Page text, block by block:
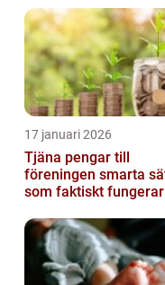
17 januari 2026
Tjäna pengar till
föreningen smarta sätt
som faktiskt fungerar